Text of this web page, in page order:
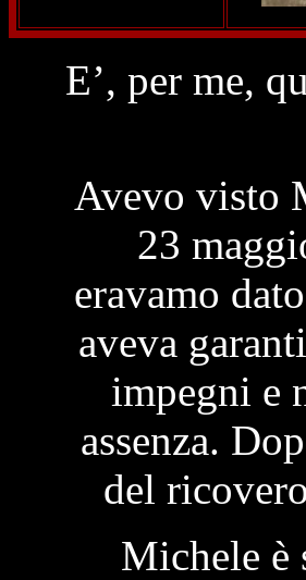
E’, per me,
Avevo visto
23
eravamo
aveva
impegni e
assenza.
del
Michele è